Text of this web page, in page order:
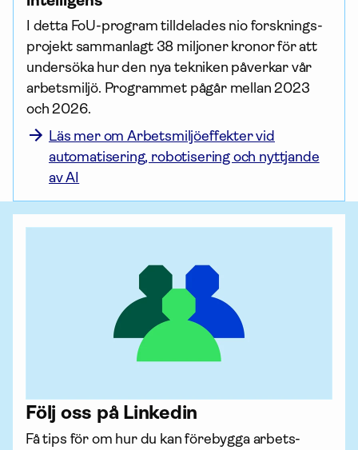
I detta FoU-program tilldelades nio forsknings­
projekt sammanlagt 38 miljoner kronor för att
undersöka hur den nya tekniken påverkar vår
arbetsmiljö. Programmet pågår mellan 2023
och 2026.
Läs mer om Arbetsmiljöeffekter vid
automatisering, robotisering och nyttjande
av AI
Följ oss på Linkedin
Få tips för om hur du kan förebygga arbets­